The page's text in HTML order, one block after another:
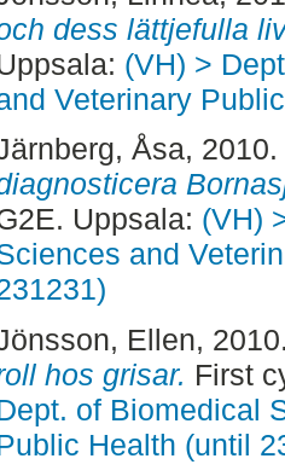
dess lättjefulla
(VH) >
Veterinary
Åsa, 2010.
Uppsala: (VH)
and
Ellen,
hos grisar. First
of Biomedical
Health (until